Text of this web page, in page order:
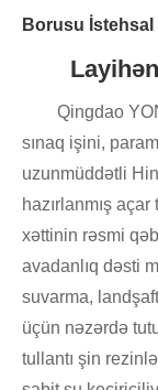
Borusu İstehsal
Qingdao
sınaq işini,
uzunmüddətli
hazırlanmış
xəttinin rəsmi
avadanlıq dəsti
suvarma,
üçün nəzərdə
tullantı şin